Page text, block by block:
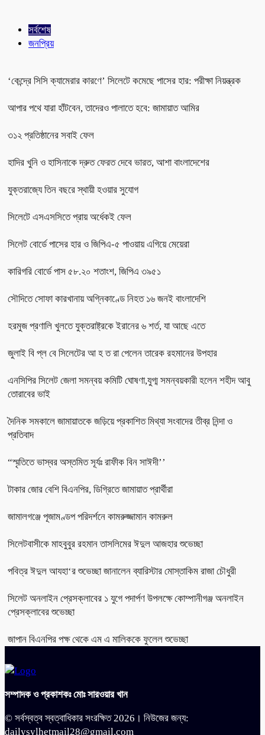
সর্বশেষ
জনপ্রিয়
‘কেন্দ্রে সিসি ক্যামেরার কারণে’ সিলেটে কমেছে পাসের হার: পরীক্ষা নিয়ন্ত্রক
আপার পথে যারা হাঁটবেন, তাদেরও পালাতে হবে: জামায়াত আমির
৩১২ প্রতিষ্ঠানের সবাই ফেল
হাদির খুনি ও হাসিনাকে দ্রুত ফেরত দেবে ভারত, আশা বাংলাদেশের
যুক্তরাজ্যে তিন বছরে স্থায়ী হওয়ার সুযোগ
সিলেটে এসএসসিতে প্রায় অর্ধেকই ফেল
সিলেট বোর্ডে পাসের হার ও জিপিএ-৫ পাওয়ায় এগিয়ে মেয়েরা
কারিগরি বোর্ডে পাস ৫৮.২০ শতাংশ, জিপিএ ৩৯৫১
সৌদিতে সোফা কারখানায় অগ্নিকাণ্ডে নিহত ১৬ জনই বাংলাদেশি
হরমুজ প্রণালি খুলতে যুক্তরাষ্ট্রকে ইরানের ৬ শর্ত, যা আছে এতে
জুলাই বি প্ল বে সিলেটের আ হ ত রা পেলেন তারেক রহমানের উপহার
এনসিপির সিলেট জেলা সমন্বয় কমিটি ঘোষণা,যুগ্ম সমন্বয়কারী হলেন শহীদ আবু
তোরাবের ভাই
দৈনিক সমকালে জামায়াতকে জড়িয়ে প্রকাশিত মিথ্যা সংবাদের তীব্র নিন্দা ও
প্রতিবাদ
“স্মৃতিতে ভাস্বর অস্তমিত সূর্যঃ রাফীক বিন সাঈদী’’
টাকার জোর বেশি বিএনপির, ডিগ্রিতে জামায়াত প্রার্থীরা
জামালগঞ্জে পূজামণ্ডপ পরিদর্শনে কামরুজ্জামান কামরুল
সিলেটবাসীকে মাহবুবুর রহমান তাসলিমের ঈদুল আজহার শুভেচ্ছা
পবিত্র ঈদুল আযহা‘র শুভেচ্ছা জানালেন ব্যারিস্টার মোস্তাকিম রাজা চৌধুরী
সিলেট অনলাইন প্রেসক্লাবের ১ যুগে পদার্পণ উপলক্ষে কোম্পানীগঞ্জ অনলাইন
প্রেসক্লাবের শুভেচ্ছা
জাপান বিএনপির পক্ষ থেকে এম এ মালিককে ফুলেল শুভেচ্ছা
সম্পাদক ও প্রকাশকঃ মোঃ সারওয়ার খান
© সর্বস্বত্ব স্বত্বাধিকার সংরক্ষিত 2026। নিউজের জন্য:
dailysylhetmail28@gmail.com